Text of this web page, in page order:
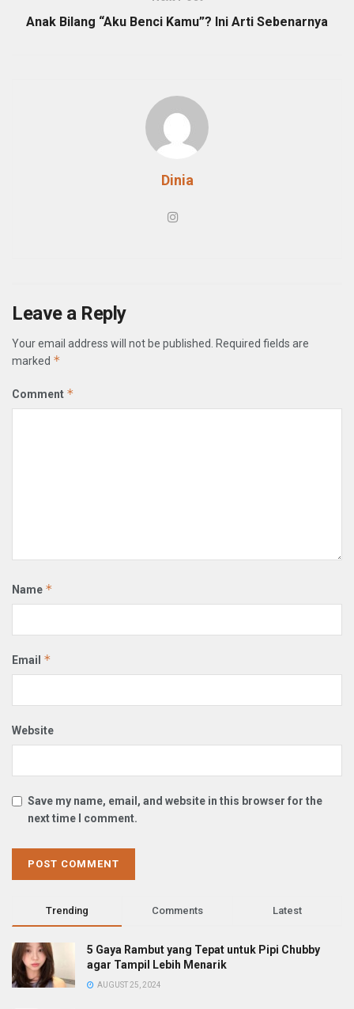
Anak Bilang “Aku Benci Kamu”? Ini Arti Sebenarnya
Dinia
Leave a Reply
Your email address will not be published.
Required fields are
marked *
Comment *
Name *
Email *
Website
Save my name, email, and website in this browser for the
next time I comment.
Trending Comments Latest
5 Gaya Rambut yang Tepat untuk Pipi Chubby
agar Tampil Lebih Menarik
AUGUST 25, 2024